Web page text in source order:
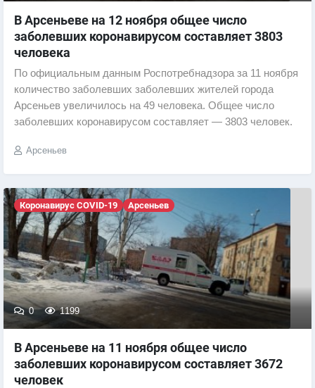
В Арсеньеве на 12 ноября общее число
заболевших коронавирусом составляет 3803
человека
По официальным данным Роспотребнадзора за 11 ноября
количество заболевших заболевших жителей города
Арсеньев увеличилось на 49 человека. Общее число
заболевших коронавирусом составляет — 3803 человек.
Арсеньев
Коронавирус COVID-19 Арсеньев
0 1199
В Арсеньеве на 11 ноября общее число
заболевших коронавирусом составляет 3672
человек